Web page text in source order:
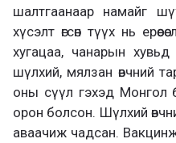
шалтгаанаар намайг
хүсэлт өгсөн түүх нь
хугацаа, чанарын
шүлхий, мялзан өвчний
оны сүүл гэхэд Монгол
орон болсон. Шүлхий
аваачиж чадсан.